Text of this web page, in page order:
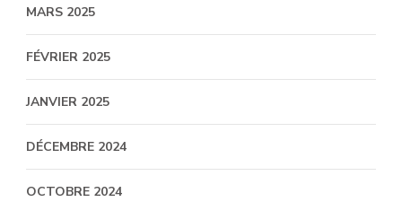
MARS 2025
FÉVRIER 2025
JANVIER 2025
DÉCEMBRE 2024
OCTOBRE 2024